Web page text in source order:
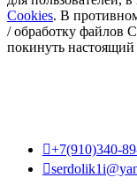
Cookies. В
/ обработку файлов
покинуть настоящий
+7(910)340-
